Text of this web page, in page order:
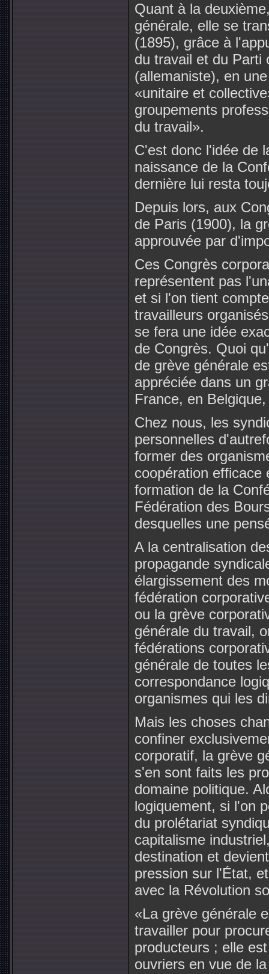
Quant à la
générale, elle se
(1895), grâce à
du travail et du Parti
(allemaniste), en
«unitaire et
groupements
du travail».
C'est donc l'idée de
naissance de la
dernière lui resta
Depuis lors, aux
de Paris (1900), la
approuvée par
Ces Congrès
représentent pas
et si l'on tient
travailleurs
se fera une idée
de Congrès. Quoi
de grève générale
appréciée dans un
France, en
Chez nous, les
personnelles
former des
coopération efficace
formation de la
Fédération des
desquelles une
A la centralisation
propagande
élargissement des
fédération
ou la grève
générale du travail,
fédérations
générale de toutes
correspondance
organismes qui les
Mais les choses
confiner
corporatif, la grève
s'en sont faits les
domaine politique.
logiquement, si l'on
du prolétariat
capitalisme
destination et
pression sur l'État,
avec la Révolution
«La grève générale
travailler pour
producteurs ; elle
ouvriers en vue de